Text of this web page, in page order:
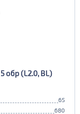
обр (L2.0, BL)
65
680